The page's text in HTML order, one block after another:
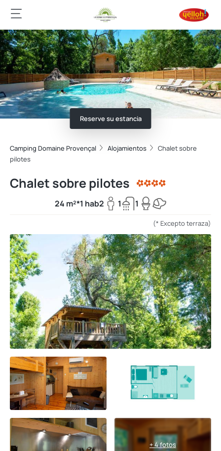
Reserve su estancia
Camping Domaine Provençal Alojamientos
Chalet sobre
pilotes
Chalet sobre pilotes
24 m²*1 hab2 1 1
(* Excepto terraza)
+ 4 fotos